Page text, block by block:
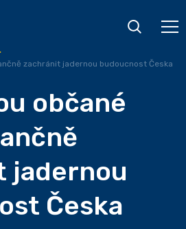
zachránit jadernou budoucnost Česka
občané
jadernou
Česka